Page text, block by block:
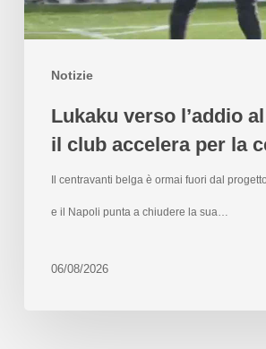
Notizie
Lukaku verso l’addio
il club accelera per la
Il centravanti belga è ormai fuori dal
e il Napoli punta a chiudere la sua…
06/08/2026